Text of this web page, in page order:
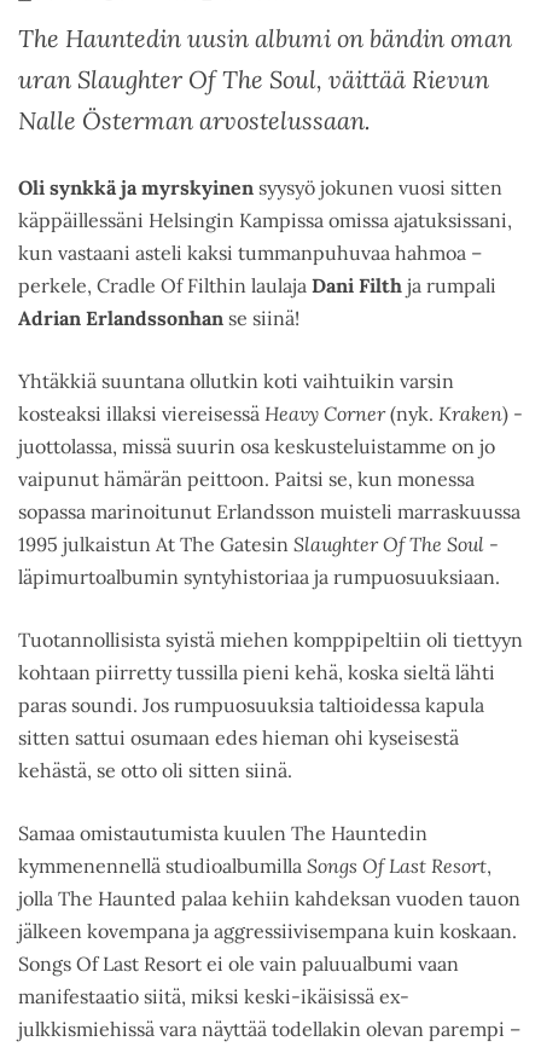
The Hauntedin uusin albumi on bändin oman
uran Slaughter Of The Soul, väittää Rievun
Nalle Österman arvostelussaan.
Oli synkkä ja myrskyinen syysyö jokunen vuosi sitten
käppäillessäni Helsingin Kampissa omissa ajatuksissani,
kun vastaani asteli kaksi tummanpuhuvaa hahmoa –
perkele, Cradle Of Filthin laulaja Dani Filth ja rumpali
Adrian Erlandssonhan se siinä!
Yhtäkkiä suuntana ollutkin koti vaihtuikin varsin
kosteaksi illaksi viereisessä Heavy Corner(nyk. Kraken) -
juottolassa, missä suurin osa keskusteluistamme on jo
vaipunut hämärän peittoon. Paitsi se, kun monessa
sopassa marinoitunut Erlandsson muisteli marraskuussa
1995 julkaistun At The Gatesin Slaughter Of The Soul -
läpimurtoalbumin syntyhistoriaa ja rumpuosuuksiaan.
Tuotannollisista syistä miehen komppipeltiin oli tiettyyn
kohtaan piirretty tussilla pieni kehä, koska sieltä lähti
paras soundi. Jos rumpuosuuksia taltioidessa kapula
sitten sattui osumaan edes hieman ohi kyseisestä
kehästä, se otto oli sitten siinä.
Samaa omistautumista kuulen The Hauntedin
kymmenennellä studioalbumilla Songs Of Last Resort,
jolla The Haunted palaa kehiin kahdeksan vuoden tauon
jälkeen kovempana ja aggressiivisempana kuin koskaan.
Songs Of Last Resort ei ole vain paluualbumi vaan
manifestaatio siitä, miksi keski-ikäisissä ex-
julkkismiehissä vara näyttää todellakin olevan parempi –